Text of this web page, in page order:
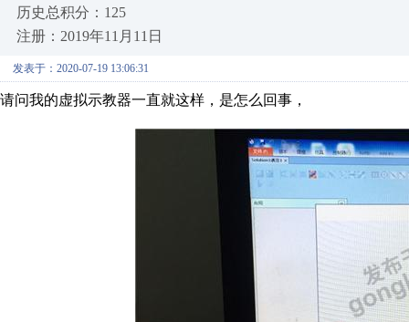
历史总积分：125
注册：2019年11月11日
发表于：2020-07-19 13:06:31
请问我的虚拟示教器一直就这样，是怎么回事，